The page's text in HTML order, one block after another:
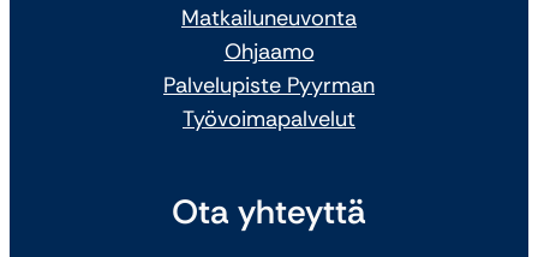
Matkailuneuvonta
Ohjaamo
Palvelupiste Pyyrman
Työvoimapalvelut
Ota yhteyttä